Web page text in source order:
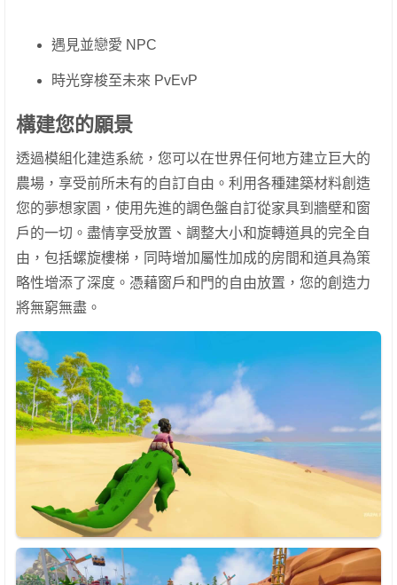
遇見並戀愛 NPC
時光穿梭至未來 PvEvP
構建您的願景
透過模組化建造系統，您可以在世界任何地方建立巨大的
農場，享受前所未有的自訂自由。利用各種建築材料創造
您的夢想家園，使用先進的調色盤自訂從家具到牆壁和窗
戶的一切。盡情享受放置、調整大小和旋轉道具的完全自
由，包括螺旋樓梯，同時增加屬性加成的房間和道具為策
略性增添了深度。憑藉窗戶和門的自由放置，您的創造力
將無窮無盡。